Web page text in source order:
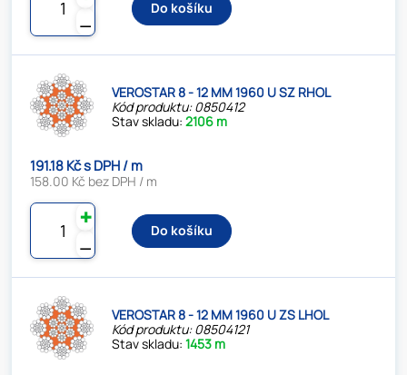
⚊
Do košíku
VEROSTAR 8 - 12 MM 1960 U SZ RHOL
Kód produktu: 0850412
Stav skladu:2106 m
191.18 Kč s DPH / m
158.00 Kč bez DPH / m
⚊
✚
Do košíku
VEROSTAR 8 - 12 MM 1960 U ZS LHOL
Kód produktu: 08504121
Stav skladu:1453 m